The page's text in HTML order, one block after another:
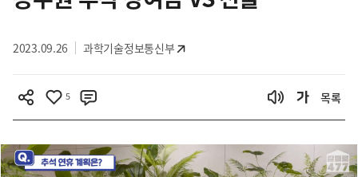
츠
역2023.09.26 과학기술정보통신부
5 목록